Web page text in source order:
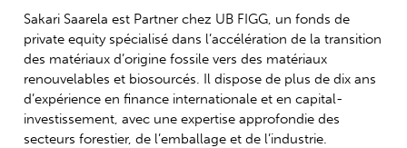
Sakari Saarela est Partner chez UB FIGG, un fonds de
private equity spécialisé dans l’accélération de la transition
des matériaux d’origine fossile vers des matériaux
renouvelables et biosourcés. Il dispose de plus de dix ans
d’expérience en finance internationale et en capital-
investissement, avec une expertise approfondie des
secteurs forestier, de l’emballage et de l’industrie.